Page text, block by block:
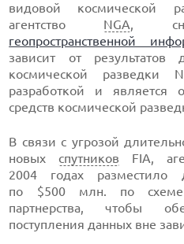
видовой космической
агентство NGA,
геопространственной
зависит от результатов
космической разведки
разработкой и является
средств космической
В связи с угрозой
новых спутников FIA,
2004 годах разместило
по $500 млн. по
партнерства, чтобы
поступления данных вне